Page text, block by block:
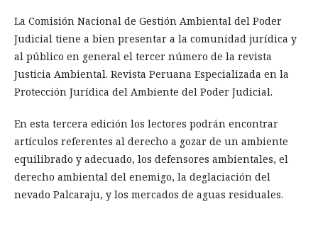
La Comisión Nacional de Gestión Ambiental del Poder
Judicial tiene a bien presentar a la comunidad jurídica y
al público en general el tercer número de la revista
Justicia Ambiental. Revista Peruana Especializada en la
Protección Jurídica del Ambiente del Poder Judicial.
En esta tercera edición los lectores podrán encontrar
artículos referentes al derecho a gozar de un ambiente
equilibrado y adecuado, los defensores ambientales, el
derecho ambiental del enemigo, la deglaciación del
nevado Palcaraju, y los mercados de aguas residuales.